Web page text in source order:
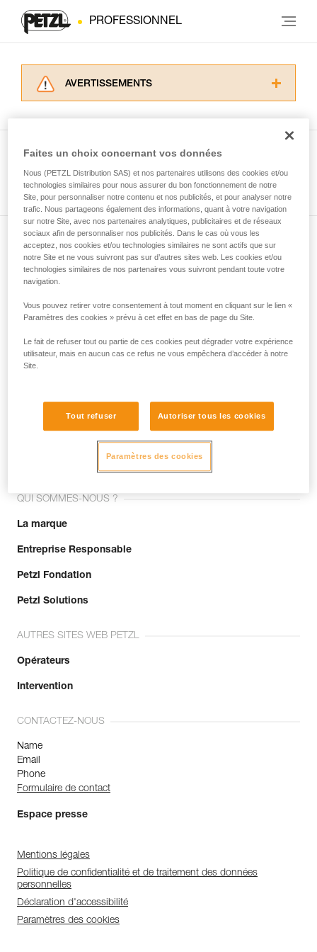
PROFESSIONNEL
AVERTISSEMENTS
informations de la notice technique pour
d’informations.
Maîtriser ces techniques nécessite une
formation et un entraînement spécifique. Validez
avec un professionnel votre capacité à refaire
la manipulation, seul, en toute sécurité, avant
de la reproduire en autonomie.
Nous donnons des exemples de techniques
Voir tous les conseils
Abonnez-vous à la newsletter
et restez connecté à notre actualité
Email *
Rejoignez la communauté !
QUI SOMMES-NOUS ?
La marque
Entreprise Responsable
Petzl Fondation
Petzl Solutions
AUTRES SITES WEB PETZL
Opérateurs
Intervention
CONTACTEZ-NOUS
Name
Email
Phone
Formulaire de contact
Espace presse
Mentions légales
Politique de confidentialité et de traitement des données
personnelles
Déclaration d'accessibilité
Paramètres des cookies
Faites un choix concernant vos données
Nous (PETZL Distribution SAS) et nos partenaires utilisons des cookies et/ou
technologies similaires pour nous assurer du bon fonctionnement de notre
Site, pour personnaliser notre contenu et nos publicités, et pour analyser notre
trafic. Nous partageons également des informations, quant à votre navigation
sur notre Site, avec nos partenaires analytiques, publicitaires et de réseaux
sociaux afin de personnaliser nos publicités. Dans le cas où vous les
acceptez, nos cookies et/ou technologies similaires ne sont actifs que sur
notre Site et ne vous suivront pas sur d’autres sites web. Les cookies et/ou
technologies similaires de nos partenaires vous suivront pendant toute votre
navigation.
Vous pouvez retirer votre consentement à tout moment en cliquant sur le lien «
Paramètres des cookies » prévu à cet effet en bas de page du Site.
Le fait de refuser tout ou partie de ces cookies peut dégrader votre expérience
utilisateur, mais en aucun cas ce refus ne vous empêchera d’accéder à notre
Site.
Tout refuser Autoriser tous les cookies
Paramètres des cookies